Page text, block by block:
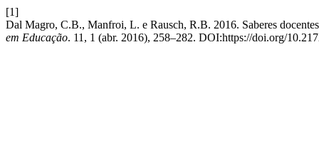
[1]
Dal Magro, C.B., Manfroi, L. e Rausch, R.B. 2016. Saberes
em Educação. 11, 1 (abr. 2016), 258–282. DOI:https://doi.org/